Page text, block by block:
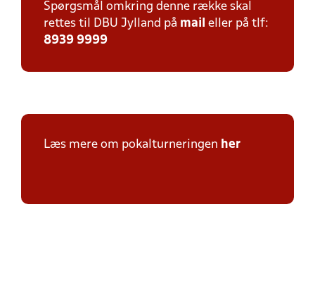
Spørgsmål omkring denne række skal
rettes til DBU Jylland på mail eller på tlf:
8939 9999
Læs mere om pokalturneringen her